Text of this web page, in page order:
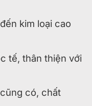
kim loại cao
tế, thân thiện với
có, chất